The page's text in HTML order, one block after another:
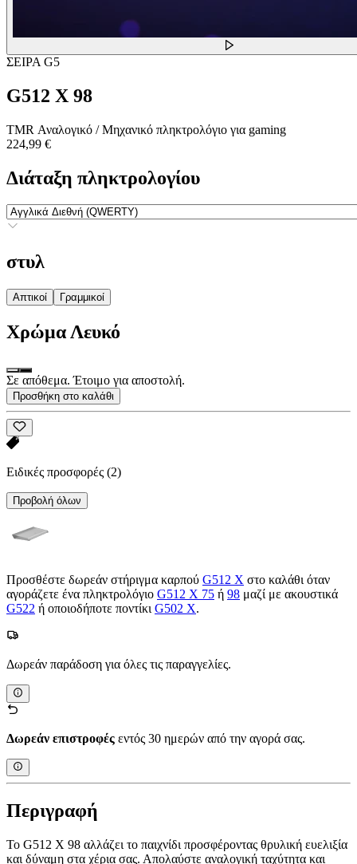
ΣΕΙΡΑ G5
G512 X 98
TMR Αναλογικό / Μηχανικό πληκτρολόγιο για gaming
224,99 €
Διάταξη πληκτρολογίου
στυλ
Απτικοί Γραμμικοί
Χρώμα Λευκό
Σε απόθεμα. Έτοιμο για αποστολή.
Προσθήκη στο καλάθι
Ειδικές προσφορές (2)
Προβολή όλων
Προσθέστε δωρεάν στήριγμα καρπού G512 X στο καλάθι όταν
αγοράζετε ένα πληκτρολόγιο G512 X 75 ή 98 μαζί με ακουστικά
G522 ή οποιοδήποτε ποντίκιG502 X.
Δωρεάν παράδοση για όλες τις παραγγελίες.
Δωρεάν επιστροφές εντός 30 ημερών από την αγορά σας.
Περιγραφή
Το G512 X 98 αλλάζει το παιχνίδι προσφέροντας θρυλική ευελιξία
και δύναμη στα χέρια σας. Απολαύστε αναλογική ταχύτητα και